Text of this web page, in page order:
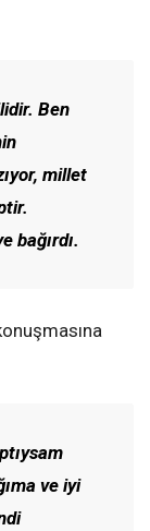
Ben
millet
bağırdı.
ve iyi